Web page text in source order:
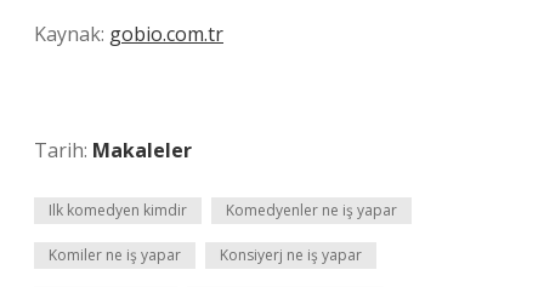
Kaynak: gobio.com.tr
Tarih: Makaleler
Ilk komedyen kimdir Komedyenler ne iş yapar
Komiler ne iş yapar Konsiyerj ne iş yapar